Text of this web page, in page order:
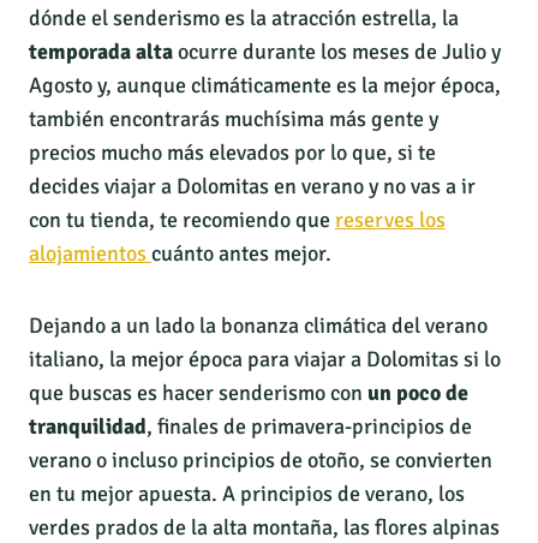
dónde el senderismo es la atracción estrella, la
temporada altaocurre durante los meses de Julio y
Agosto y, aunque climáticamente es la mejor época,
también encontrarás muchísima más gente y
precios mucho más elevados por lo que, si te
decides viajar a Dolomitas en verano y no vas a ir
con tu tienda, te recomiendo que reserves los
alojamientoscuánto antes mejor.
Dejando a un lado la bonanza climática del verano
italiano, la mejor época para viajar a Dolomitas si lo
que buscas es hacer senderismo con un poco de
tranquilidad, finales de primavera-principios de
verano o incluso principios de otoño, se convierten
en tu mejor apuesta. A principios de verano, los
verdes prados de la alta montaña, las flores alpinas